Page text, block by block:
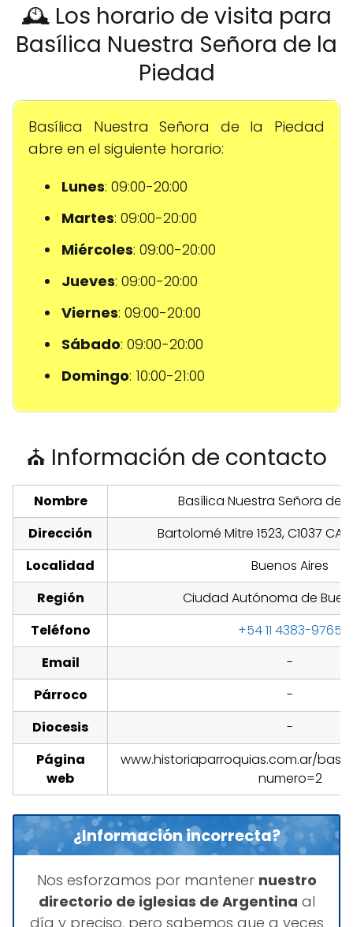
🕰️ Los horario de visita para
Basílica Nuestra Señora de la
Piedad
Basílica Nuestra Señora de la Piedad
abre en el siguiente horario:
Lunes: 09:00-20:00
Martes: 09:00-20:00
Miércoles: 09:00-20:00
Jueves: 09:00-20:00
Viernes: 09:00-20:00
Sábado: 09:00-20:00
Domingo: 10:00-21:00
⛪ Información de contacto
Nombre
Basílica Nuestra Señora de
Dirección
Bartolomé Mitre 1523, C1037
Localidad
Buenos Aires
Región
Ciudad Autónoma de
Teléfono
+54 11 4383-9765
Email
-
Párroco
-
Diocesis
-
Página
web
www.historiaparroquias.com.ar/
numero=2
¿Información incorrecta?
Nos esforzamos por mantener nuestro
directorio de iglesias de Argentina al
día y preciso, pero sabemos que a veces